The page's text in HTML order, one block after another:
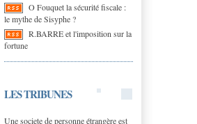
O Fouquet la sécurité fiscale :
le mythe de Sisyphe ?
R.BARRE et l'imposition sur la
fortune
LES TRIBUNES
Une societe de personne étrangère est